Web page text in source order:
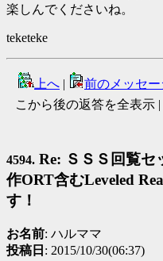
楽しんでくださいね。
teketeke
上へ | 前のメッセ
こから後の返答を全表示 |
4594. Re: ＳＳＳ回覧
作ORT含むLeveled
す！
お名前: ハルママ
投稿日 : 2015/10/30(06:37)